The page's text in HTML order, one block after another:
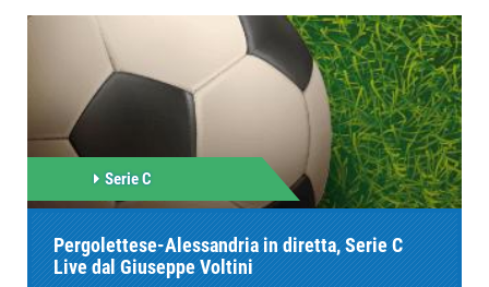
Serie C
Pergolettese-Alessandria in diretta, Serie C
Live dal Giuseppe Voltini